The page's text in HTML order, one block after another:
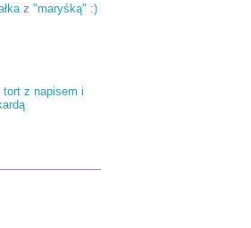
z "maryśką" :)
tort z napisem i